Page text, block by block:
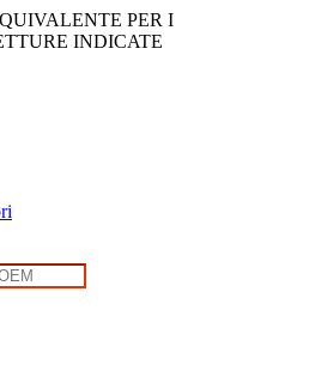
PER I
INDICATE